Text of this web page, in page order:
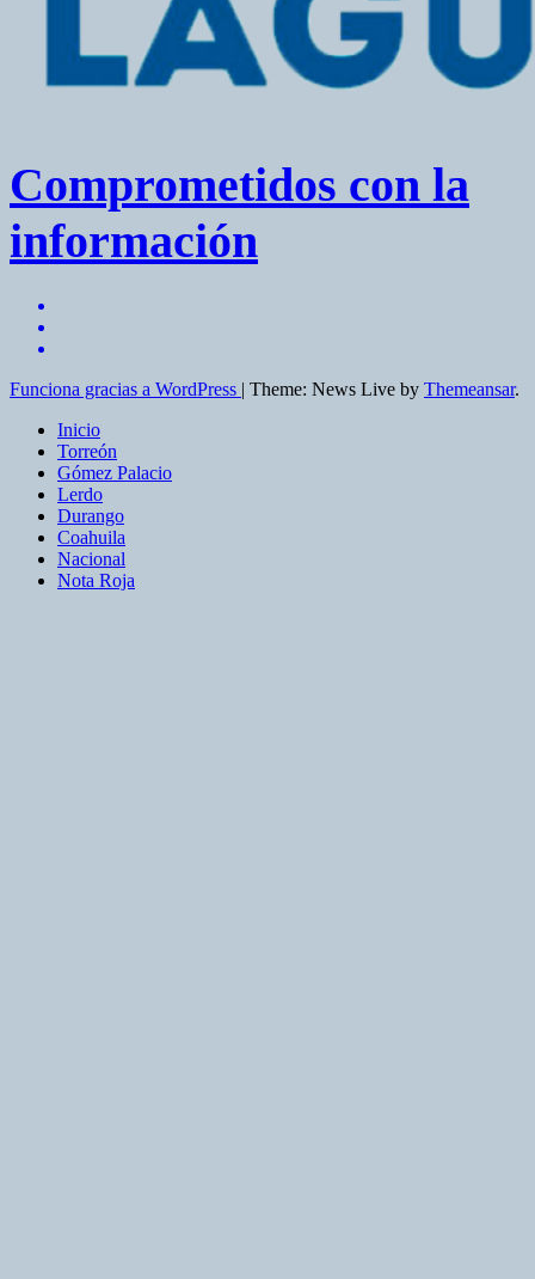
Comprometidos con la
información
Funciona gracias a WordPress | Theme: News Live by Themeansar.
Inicio
Torreón
Gómez Palacio
Lerdo
Durango
Coahuila
Nacional
Nota Roja